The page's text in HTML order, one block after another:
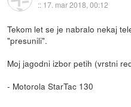
:: 17. mar 2018, 00:12
Tekom let se je nabralo nekaj
"presunili".
Moj jagodni izbor petih (vrstni
- Motorola StarTac 130